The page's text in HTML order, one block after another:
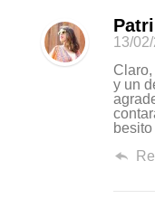
Patri
13/
y un
besito